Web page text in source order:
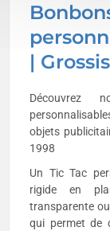
|
Découvrez
objets
1998
Un Tic Tac
rigide en
transparente
qui permet de